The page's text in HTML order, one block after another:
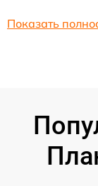
Показать